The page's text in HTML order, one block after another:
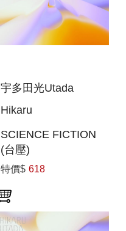
宇多田光Utada
Hikaru
SCIENCE FICTION
(台壓)
特價$ 618